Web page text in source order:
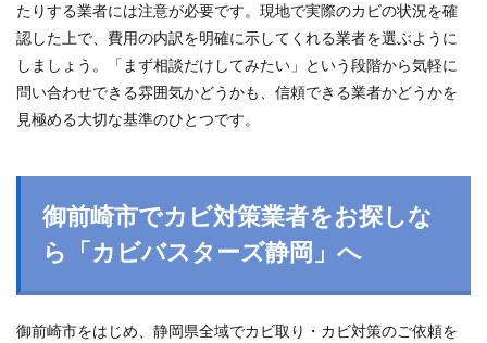
たりする業者には注意が必要です。現地で実際のカビの状況を確
認した上で、費用の内訳を明確に示してくれる業者を選ぶように
しましょう。「まず相談だけしてみたい」という段階から気軽に
問い合わせできる雰囲気かどうかも、信頼できる業者かどうかを
見極める大切な基準のひとつです。
御前崎市でカビ対策業者をお探しな
ら「カビバスターズ静岡」へ
御前崎市をはじめ、静岡県全域でカビ取り・カビ対策のご依頼を